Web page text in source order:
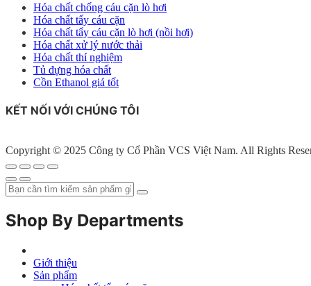
Hóa chất chống cáu cặn lò hơi
Hóa chất tẩy cáu cặn
Hóa chất tẩy cáu cặn lò hơi (nồi hơi)
Hóa chất xử lý nước thải
Hóa chất thí nghiệm
Tủ đựng hóa chất
Cồn Ethanol giá tốt
KẾT NỐI VỚI CHÚNG TÔI
Copyright © 2025 Công ty Cổ Phần VCS Việt Nam. All Rights
Shop By Departments
Giới thiệu
Sản phẩm